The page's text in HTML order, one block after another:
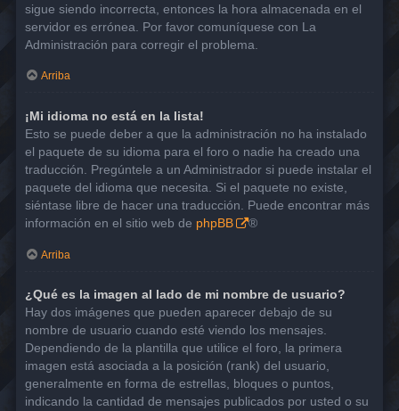
sigue siendo incorrecta, entonces la hora almacenada en el
servidor es errónea. Por favor comuníquese con La
Administración para corregir el problema.
Arriba
¡Mi idioma no está en la lista!
Esto se puede deber a que la administración no ha instalado
el paquete de su idioma para el foro o nadie ha creado una
traducción. Pregúntele a un Administrador si puede instalar el
paquete del idioma que necesita. Si el paquete no existe,
siéntase libre de hacer una traducción. Puede encontrar más
información en el sitio web de phpBB ®
Arriba
¿Qué es la imagen al lado de mi nombre de usuario?
Hay dos imágenes que pueden aparecer debajo de su
nombre de usuario cuando esté viendo los mensajes.
Dependiendo de la plantilla que utilice el foro, la primera
imagen está asociada a la posición (rank) del usuario,
generalmente en forma de estrellas, bloques o puntos,
indicando la cantidad de mensajes publicados por usted o su